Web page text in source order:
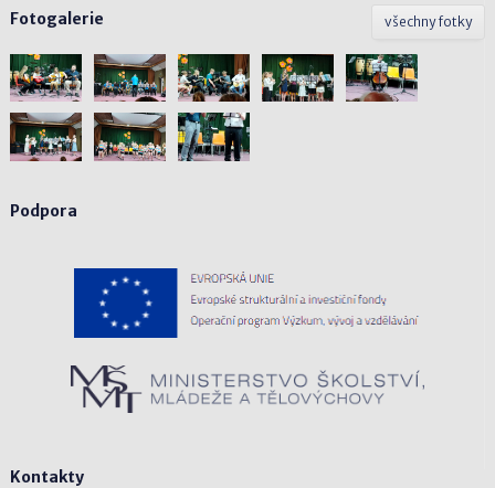
všechny fotky
Fotogalerie
Podpora
Kontakty